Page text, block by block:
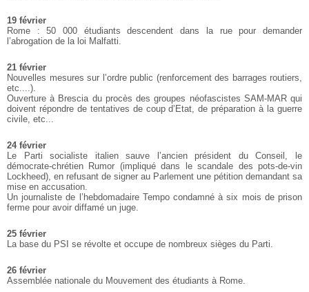
19 février
Rome : 50 000 étudiants descendent dans la rue pour demander
l’abrogation de la loi Malfatti.
21 février
Nouvelles mesures sur l’ordre public (renforcement des barrages routiers,
etc....).
Ouverture à Brescia du procès des groupes néofascistes SAM-MAR qui
doivent répondre de tentatives de coup d’Etat, de préparation à la guerre
civile, etc...
24 février
Le Parti socialiste italien sauve l’ancien président du Conseil, le
démocrate-chrétien Rumor (impliqué dans le scandale des pots-de-vin
Lockheed), en refusant de signer au Parlement une pétition demandant sa
mise en accusation.
Un journaliste de l’hebdomadaire Tempo condamné à six mois de prison
ferme pour avoir diffamé un juge.
25 février
La base du PSI se révolte et occupe de nombreux sièges du Parti.
26 février
Assemblée nationale du Mouvement des étudiants à Rome.